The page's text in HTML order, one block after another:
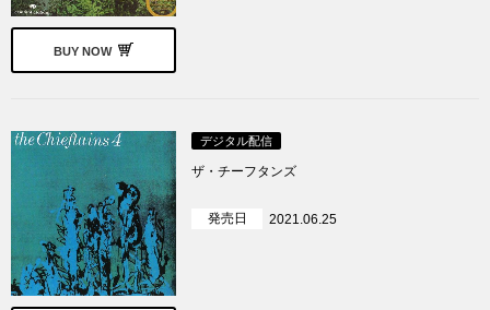
BUY NOW
デジタル配信
ザ・チーフタンズ
発売日 2021.06.25